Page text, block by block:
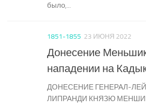
было,...
1851-1855 23 ИЮНЯ 2022
Донесение
нападении на
ДОНЕСЕНИЕ ГЕНЕРАЛ-
ЛИПРАНДИ КНЯЗЮ